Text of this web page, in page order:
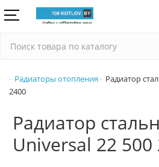
Радиаторы отопления
Радиатор
2400
Радиатор
Universal 22 500